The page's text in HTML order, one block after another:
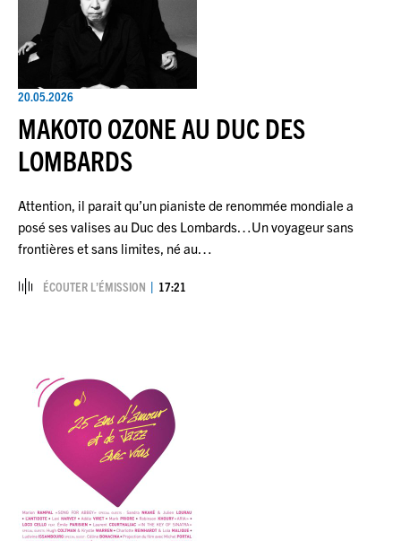
20.05.2026
MAKOTO OZONE AU DUC DES
LOMBARDS
Attention, il parait qu’un pianiste de renommée mondiale a
posé ses valises au Duc des Lombards…Un voyageur sans
frontières et sans limites, né au…
ÉCOUTER L’ÉMISSION 17:21